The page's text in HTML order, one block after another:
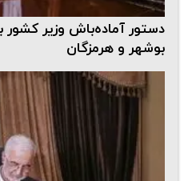
دستور آماده‌باش وزیر کشور
بوشهر و هرمزگان